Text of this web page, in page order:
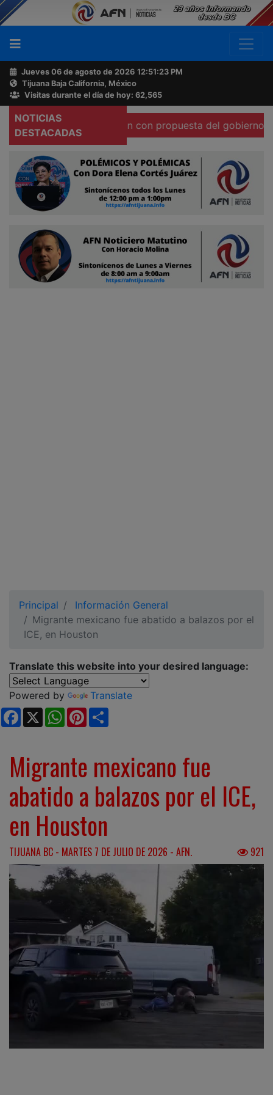
Jueves 06 de agosto de 2026 12:51:24 PM
Tijuana Baja California, México
Visitas durante el día de hoy: 62,565
NOTICIAS
DESTACADAS
de expresión con propuesta del gobierno federal
Principal
Información General
Migrante mexicano fue abatido a balazos por el
ICE, en Houston
Translate this website into your desired language:
Powered by
Translate
Facebook
X WhatsApp
Pinterest
Migrante mexicano fue
abatido a balazos por el ICE,
en Houston
TIJUANA BC - MARTES 7 DE JULIO DE 2026 - AFN. 921
Buscador
Acerca
de
AFN
Ventas
Contacto
Reportero
Ciudadano